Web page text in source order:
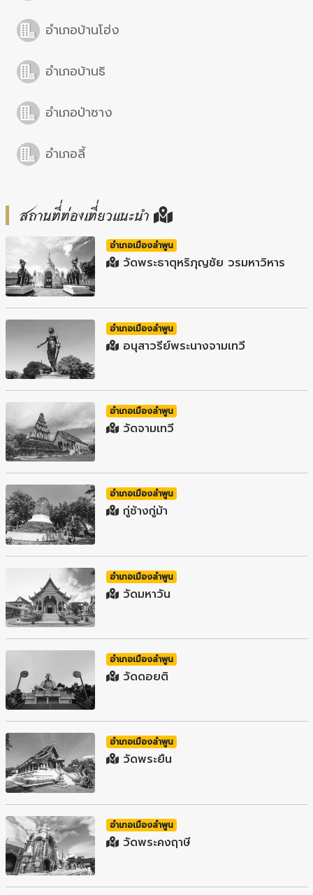
อำเภอบ้านโฮ่ง
อำเภอบ้านธิ
อำเภอป่าซาง
อำเภอลี้
สถานที่ท่องเที่ยวแนะนำ
อำเภอเมืองลำพูน
วัดพระธาตุหริภุญชัย วรมหาวิหาร
อำเภอเมืองลำพูน
อนุสาวรีย์พระนางจามเทวี
อำเภอเมืองลำพูน
วัดจามเทวี
อำเภอเมืองลำพูน
กู่ช้างกู่ม้า
อำเภอเมืองลำพูน
วัดมหาวัน
อำเภอเมืองลำพูน
วัดดอยติ
อำเภอเมืองลำพูน
วัดพระยืน
อำเภอเมืองลำพูน
วัดพระคงฤาษี